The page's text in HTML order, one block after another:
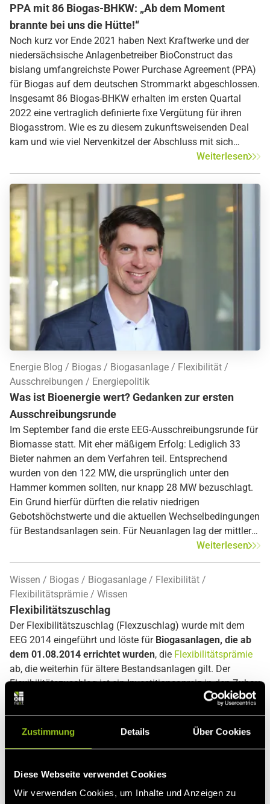
Zustimmung Details Über Cookies
Diese Webseite verwendet Cookies
Wir verwenden Cookies, um Inhalte und Anzeigen zu
PPA mit 86 Biogas-BHKW: „Ab dem Moment
brannte bei uns die Hütte!“
Noch kurz vor Ende 2021 haben Next Kraftwerke und der
niedersächsische Anlagenbetreiber BioConstruct das
bislang umfangreichste Power Purchase Agreement (PPA)
für Biogas auf dem deutschen Strommarkt abgeschlossen.
Insgesamt 86 Biogas-BHKW erhalten im ersten Quartal
2022 eine vertraglich definierte fixe Vergütung für ihren
Biogasstrom. Wie es zu diesem zukunftsweisenden Deal
kam und wie viel Nervenkitzel der Abschluss mit sich
brachte, schildern Henrik Borgmeyer von BioConstruct und
Jochen Schwill von Next Kraftwerke im Interview.
Weiterlesen
Energie Blog Biogas Biogasanlage
Flexibilität
Ausschreibungen
Energiepolitik
Was ist Bioenergie wert? Gedanken zur ersten
Ausschreibungsrunde
Im September fand die erste EEG-Ausschreibungsrunde für
Biomasse statt. Mit eher mäßigem Erfolg: Lediglich 33
Bieter nahmen an dem Verfahren teil. Entsprechend
wurden von den 122 MW, die ursprünglich unter den
Hammer kommen sollten, nur knapp 28 MW bezuschlagt.
Ein Grund hierfür dürften die relativ niedrigen
Gebotshöchstwerte und die aktuellen Wechselbedingungen
für Bestandsanlagen sein. Für Neuanlagen lag der mittlere
Zuschlagswert bei 14,81 ct/kWh. Bestandsanlagen
ct/kWh. Dabei lag der niedrigste Gebotswert bei 9,86
ct/kWh, der höchste bei 16,90 ct/kWh. Im Interview nimmt
Alexander Krautz – Teamleiter der Abteilung Politik &
Forschung bei Next Kraftwerke – Stellung zu den
Ergebnissen und denkt über Perspektiven für die Branche
Weiterlesen
Wissen Biogas Biogasanlage
Flexibilität
Flexibilitätsprämie
Wissen
Flexibilitätszuschlag
Der Flexibilitätszuschlag (Flexzuschlag) wurde mit dem
EEG 2014 eingeführt und löste für Biogasanlagen, die ab
dem 01.08.2014 errichtet wurden, die Flexibilitätsprämie
ab, die weiterhin für ältere Bestandsanlagen gilt. Der
Flexibilitätszuschlag ist ein Investitionsanreiz in den Zubau
von flexiblen Kraftwerkskapazitäten, die eine